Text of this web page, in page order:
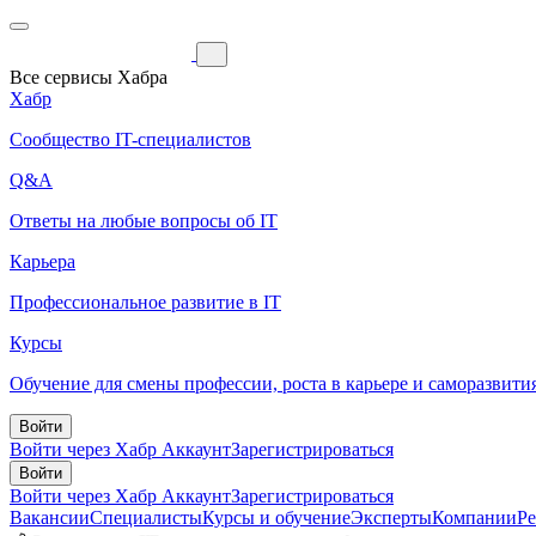
Все сервисы Хабра
Хабр
Сообщество IT-специалистов
Q&A
Ответы на любые вопросы об IT
Карьера
Профессиональное развитие в IT
Курсы
Обучение для смены профессии, роста в карьере и
Войти
Войти через Хабр АккаунтЗарегистрироваться
Войти
Войти через Хабр АккаунтЗарегистрироваться
ВакансииСпециалистыКурсы и обучениеЭкспертыКомпании